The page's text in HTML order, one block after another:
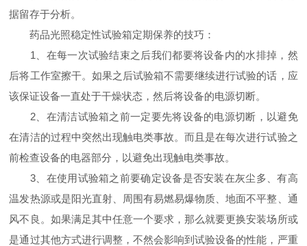
据留存于分析。
药品光照稳定性试验箱定期保养的技巧：
1、在每一次试验结束之后我们都要将设备内的水排掉，然
后将工作室擦干。如果之后试验箱不需要继续进行试验的话，应
该保证设备一直处于干燥状态，然后将设备的电源切断。
2、在清洁试验箱之前一定要先将设备的电源切断，以避免
在清洁的过程中突然出现触电类事故。而且是在每次进行试验之
前检查设备的电器部分，以避免出现触电类事故。
3、在使用试验箱之前要确定设备是否安装在灰尘多、有高
温发热源或是阳光直射、周围有易燃易爆物质、地面不平整、通
风不良。如果满足其中任意一个要求，那么就要更换安装场所或
是通过其他方式进行调整，不然会影响到试验设备的性能，严重